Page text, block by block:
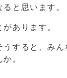
と思います。
あります。
すると、み
。